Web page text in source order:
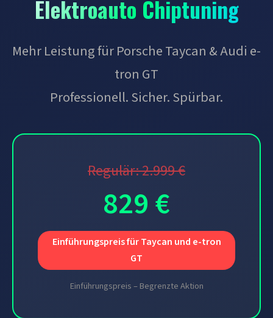
Elektroauto Chiptuning
Mehr Leistung für Porsche Taycan & Audi e-
tron GT
Professionell. Sicher. Spürbar.
Regulär: 2.999 €
829 €
Einführungspreis für Taycan und e-tron
GT
Einführungspreis – Begrenzte Aktion